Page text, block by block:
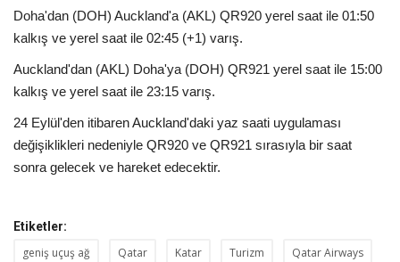
Doha'dan (DOH) Auckland'a (AKL) QR920 yerel saat ile 01:50
kalkış ve yerel saat ile 02:45 (+1) varış.
Auckland'dan (AKL) Doha'ya (DOH) QR921 yerel saat ile 15:00
kalkış ve yerel saat ile 23:15 varış.
24 Eylül'den itibaren Auckland'daki yaz saati uygulaması
değişiklikleri nedeniyle QR920 ve QR921 sırasıyla bir saat
sonra gelecek ve hareket edecektir.
Etiketler:
geniş uçuş ağ Qatar Katar Turizm Qatar Airways